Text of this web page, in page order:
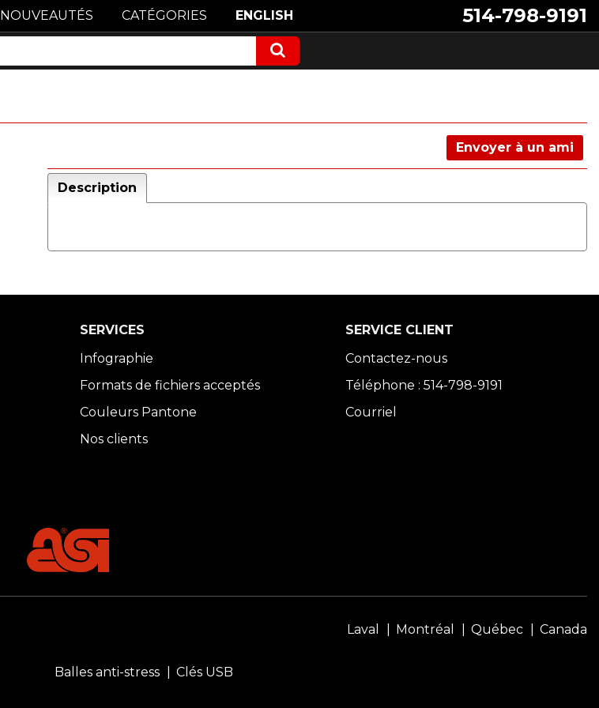
514-798-9191
NOUVEAUTÉS CATÉGORIES ENGLISH
Envoyer à un ami
Description
SERVICES
Infographie
Formats de fichiers acceptés
Couleurs Pantone
Nos clients
SERVICE CLIENT
Contactez-nous
Téléphone : 514-798-9191
Courriel
Laval Montréal Québec Canada
Balles anti-stress Clés USB